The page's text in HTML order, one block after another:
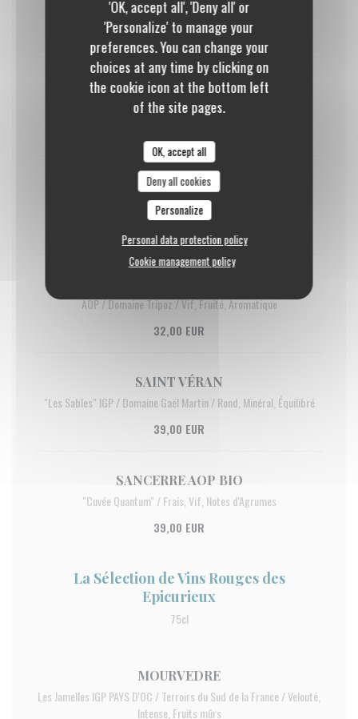
'OK, accept all', 'Deny all' or
'Personalize' to manage your
preferences. You can change your
choices at any time by clicking on
the cookie icon at the bottom left
of the site pages.
OK, accept all
Deny all cookies
Personalize
Personal data protection policy
Cookie management policy
Franc, Fruité
27,00 EUR
CHARDONNAY BUGEY AOC
"Cuvée Maxime" / Maison Angelot / Vieilles Vignes, Ample et Fin
LUBÉRON GRAND MARRENON
Barrique 6 mois / Domaine Marrenon / Intense, Minéral, Boisé
29,00 EUR
AOP / Domaine Tripoz / Vif, Fruité, Aromatique
32,00 EUR
SAINT VÉRAN
"Les Sables" IGP / Domaine Gaël Martin / Rond, Minéral, Équilibré
39,00 EUR
SANCERRE AOP BIO
"Cuvée Quantum'' / Frais, Vif, Notes d'Agrumes
39,00 EUR
La Sélection de Vins Rouges des
Epicurieux
75cl
MOURVEDRE
Les Jamelles IGP PAYS D'OC / Terroirs du Sud de la France / Velouté,
Intense, Fruits mûrs